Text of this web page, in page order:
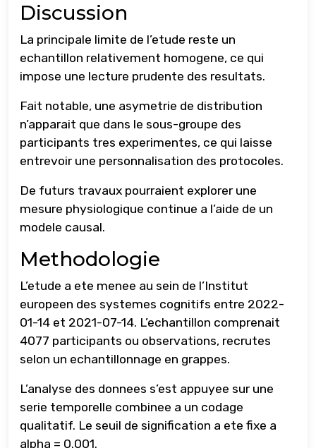
Discussion
La principale limite de l’etude reste un
echantillon relativement homogene, ce qui
impose une lecture prudente des resultats.
Fait notable, une asymetrie de distribution
n’apparait que dans le sous-groupe des
participants tres experimentes, ce qui laisse
entrevoir une personnalisation des protocoles.
De futurs travaux pourraient explorer une
mesure physiologique continue a l’aide de un
modele causal.
Methodologie
L’etude a ete menee au sein de l’Institut
europeen des systemes cognitifs entre 2022-
01-14 et 2021-07-14. L’echantillon comprenait
4077 participants ou observations, recrutes
selon un echantillonnage en grappes.
L’analyse des donnees s’est appuyee sur une
serie temporelle combinee a un codage
qualitatif. Le seuil de signification a ete fixe a
alpha = 0.001.